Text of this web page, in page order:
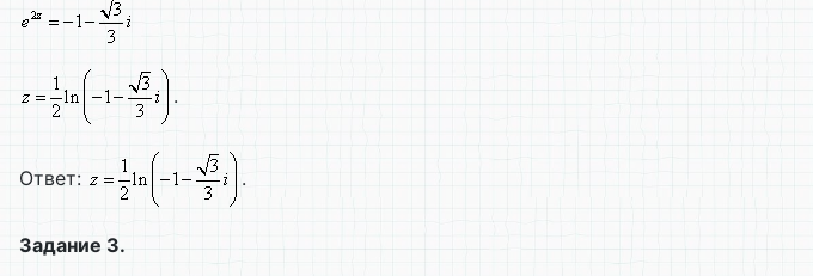
.
Ответ: .
Задание 3.